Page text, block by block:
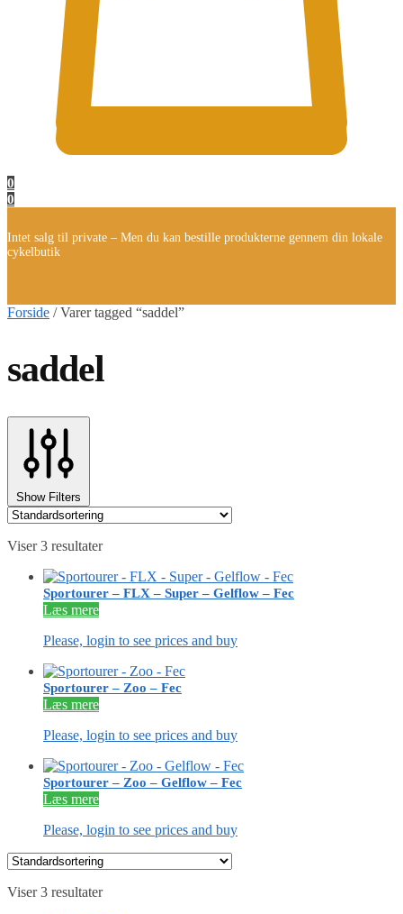
0
0
Intet salg til private – Men du kan bestille produkterne gennem din lokale
cykelbutik
Forside /Varer tagged “saddel”
saddel
Show Filters
Viser 3 resultater
Sportourer – FLX – Super – Gelflow – Fec
Læs mere
Please, login to see prices and buy
Sportourer – Zoo – Fec
Læs mere
Please, login to see prices and buy
Sportourer – Zoo – Gelflow – Fec
Læs mere
Please, login to see prices and buy
Viser 3 resultater